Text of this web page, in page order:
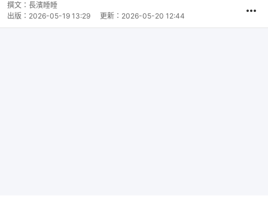
撰文： 長濱睡睡
出版： 2026-05-19 13:29 更新： 2026-05-20 12:44